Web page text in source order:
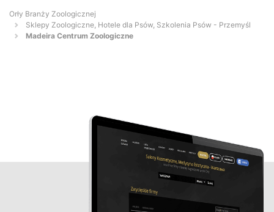
Orły Branży Zoologicznej
Sklepy Zoologiczne, Hotele dla Psów, Szkolenia Psów - Przemyśl
Madeira Centrum Zoologiczne